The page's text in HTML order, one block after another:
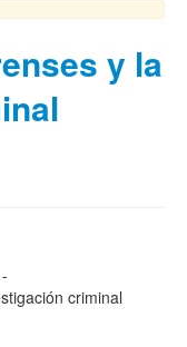
y la
-
criminal